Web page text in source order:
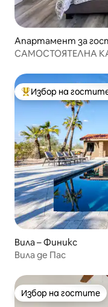
Апартамент за
САМОСТОЯТЕЛНА
Най-популярен
Избор на
Вила – Финикс
Вила де Пас
Избор на гостите
Избор на гостите